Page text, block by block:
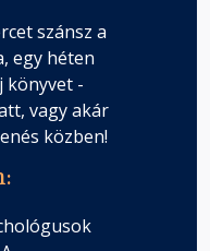
szánsz a
egy héten
könyvet -
vagy akár
közben!